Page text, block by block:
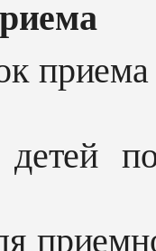
детей